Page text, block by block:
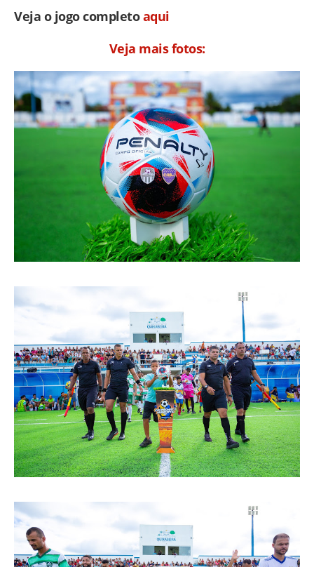
Veja o jogo completoaqui
Veja mais fotos: